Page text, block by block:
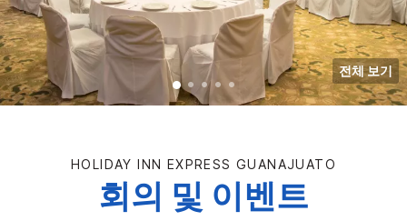
전체 보기
HOLIDAY INN EXPRESS GUANAJUATO
회의 및 이벤트